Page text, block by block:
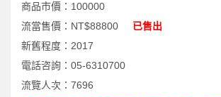
商品市價： 100000
流當售價： NT$88800
已售出
新舊程度： 2017
電話咨詢： 05-6310700
流覽人次： 7696